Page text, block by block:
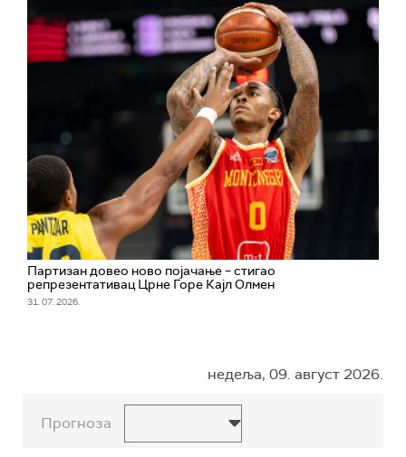
Партизан довео ново појачање – стигао
репрезентативац Црне Горе Кајл Олмен
31. 07. 2026.
недеља, 09. август 2026.
Прогноза